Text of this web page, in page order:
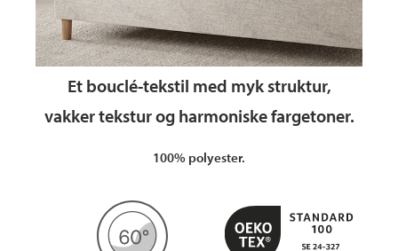
Et bouclé‑tekstil med myk struktur,
vakker tekstur og harmoniske fargetoner.
100% polyester.